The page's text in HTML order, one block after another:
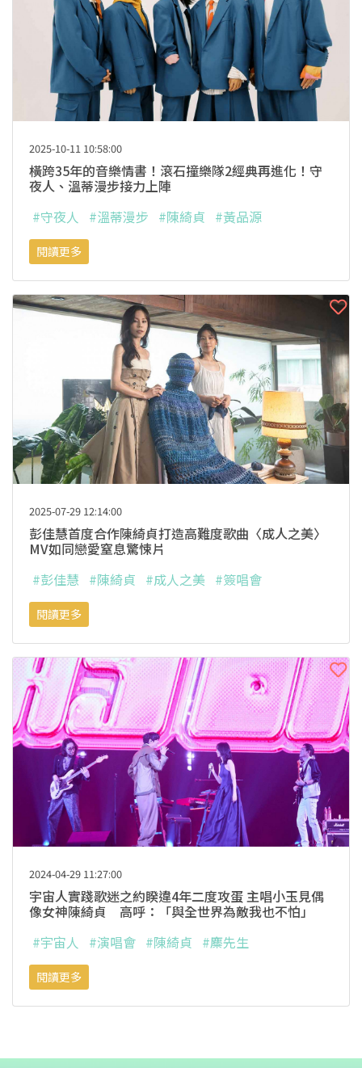
2025-10-11 10:58:00
橫跨35年的音樂情書！滾石撞樂隊2經典再進化！守
夜人、溫蒂漫步接力上陣
#守夜人
#溫蒂漫步 #陳綺貞 #黃品源
閱讀更多
2025-07-29 12:14:00
彭佳慧首度合作陳綺貞打造高難度歌曲〈成人之美〉
MV如同戀愛窒息驚悚片
#彭佳慧 #陳綺貞 #成人之美 #簽唱會
閱讀更多
2024-04-29 11:27:00
宇宙人實踐歌迷之約睽違4年二度攻蛋 主唱小玉見偶
像女神陳綺貞 高呼：「與全世界為敵我也不怕」
#宇宙人
#演唱會 #陳綺貞 #麋先生
閱讀更多